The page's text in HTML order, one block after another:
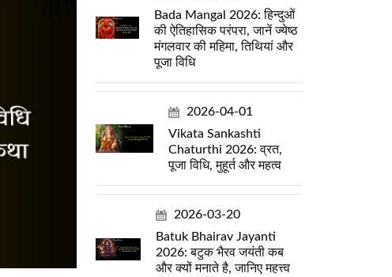
Bada Mangal 2026: हिन्दुओं
की ऐतिहासिक परंपरा, जानें ज्येष्ठ
मंगलवार की महिमा, तिथियां और
पूजा विधि
2026-04-01
Vikata Sankashti
Chaturthi 2026: व्रत,
पूजा विधि, मुहूर्त और महत्व
2026-03-20
Batuk Bhairav Jayanti
2026: बटुक भैरव जयंती कब
और क्यों मनाते है, जानिए महत्त्व